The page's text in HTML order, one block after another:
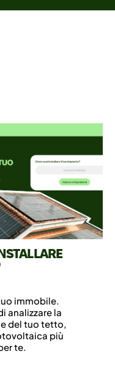
immobile.
analizzare la
del tuo tetto,
più
te.